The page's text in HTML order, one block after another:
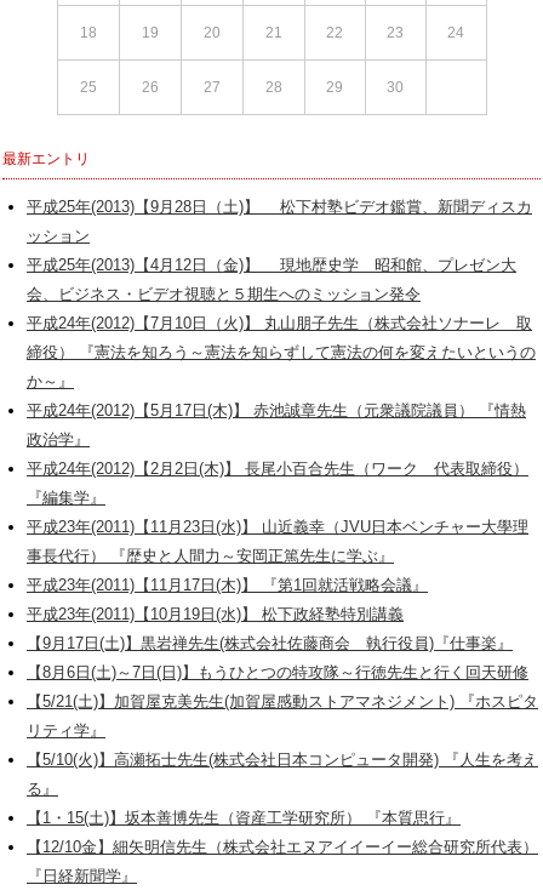
18 19 20 21 22 23 24
25 26 27 28 29 30
最新エントリ
平成25年(2013)【9月28日（土)】 松下村塾ビデオ鑑賞、新聞ディスカ
ッション
平成25年(2013)【4月12日（金)】 現地歴史学 昭和館、プレゼン大
会、ビジネス・ビデオ視聴と５期生へのミッション発令
平成24年(2012)【7月10日（火)】 丸山朋子先生（株式会社ソナーレ 取
締役） 『憲法を知ろう～憲法を知らずして憲法の何を変えたいというの
か～』
平成24年(2012)【5月17日(木)】 赤池誠章先生（元衆議院議員） 『情熱
政治学』
平成24年(2012)【2月2日(木)】 長尾小百合先生（ワーク 代表取締役）
『編集学』
平成23年(2011)【11月23日(水)】 山近義幸（JVU日本ベンチャー大學理
事長代行） 『歴史と人間力～安岡正篤先生に学ぶ』
平成23年(2011)【11月17日(木)】 『第1回就活戦略会議』
平成23年(2011)【10月19日(水)】 松下政経塾特別講義
【9月17日(土)】黒岩禅先生(株式会社佐藤商会 執行役員)『仕事楽』
【8月6日(土)～7日(日)】もうひとつの特攻隊～行徳先生と行く回天研修
【5/21(土)】加賀屋克美先生(加賀屋感動ストアマネジメント) 『ホスピタ
リティ学』
【5/10(火)】高瀬拓士先生(株式会社日本コンピュータ開発) 『人生を考え
る』
【1・15(土)】坂本善博先生（資産工学研究所） 『本質思行』
【12/10金】細矢明信先生（株式会社エヌアイイーイー総合研究所代表）
『日経新聞学』